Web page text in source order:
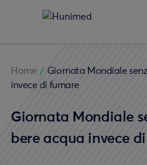
Home / Giornata Mondiale
invece di fumare
Giornata Mondiale
bere acqua invece